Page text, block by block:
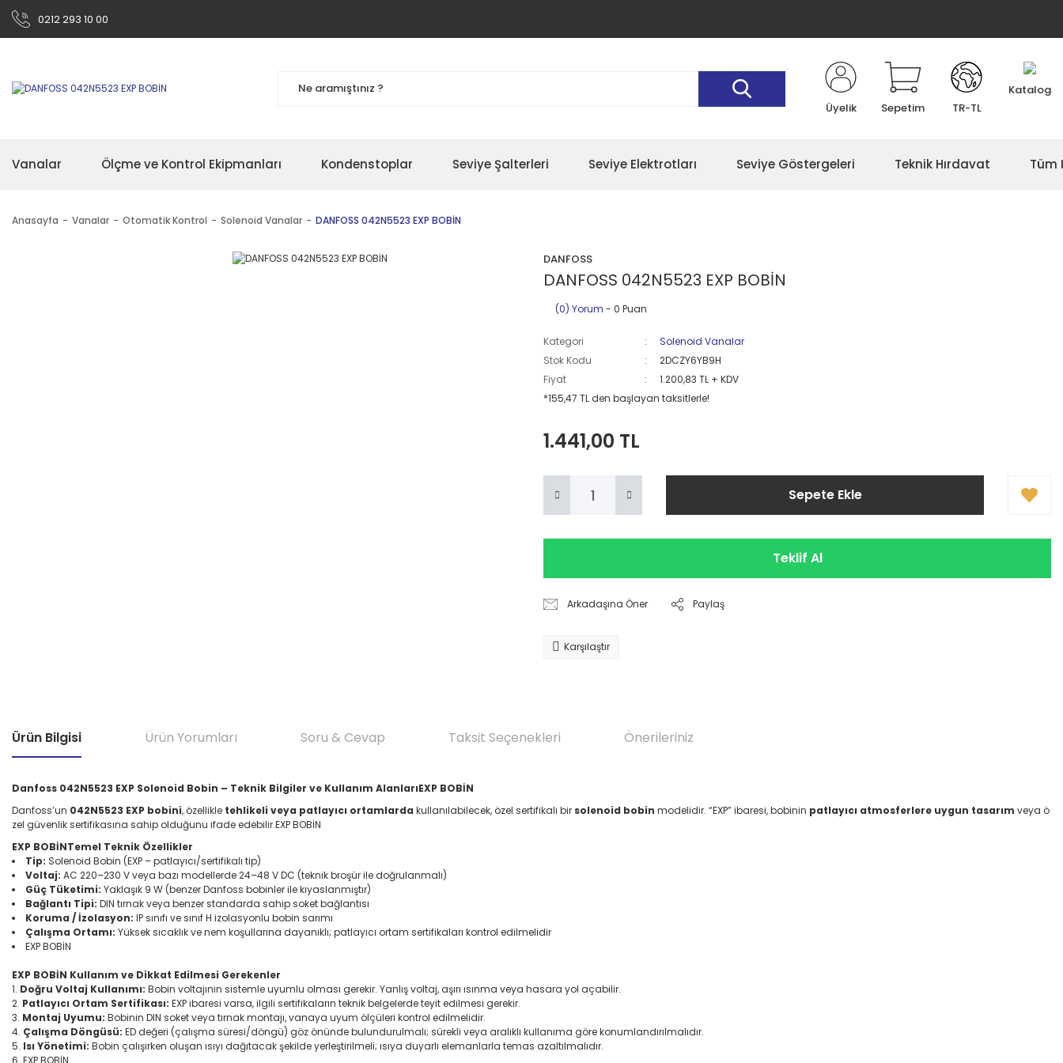
0212 293 10 00
Üyelik Sepetim TR-TL
Katalog
Vanalar Ölçme ve Kontrol Ekipmanları Kondenstoplar Seviye Şalterleri Seviye Elektrotları Seviye Göstergeleri Teknik Hırdavat Tüm
Anasayfa Vanalar Otomatik Kontrol Solenoid Vanalar DANFOSS 042N5523 EXP BOBİN
DANFOSS
DANFOSS 042N5523 EXP BOBİN
(0) Yorum - 0 Puan
Kategori
Solenoid Vanalar
Stok Kodu
2DCZY6YB9H
Fiyat
1.200,83 TL + KDV
*155,47 TL den başlayan taksitlerle!
1.441,00 TL
Sepete Ekle
Teklif Al
Arkadaşına Öner Paylaş
Karşılaştır
Ürün Bilgisi Ürün Yorumları Soru & Cevap Taksit Seçenekleri Önerileriniz
Danfoss 042N5523 EXP Solenoid Bobin – Teknik Bilgiler ve Kullanım AlanlarıEXP BOBİN
Danfoss’un 042N5523 EXP bobini, özellikle tehlikeli veya patlayıcı ortamlarda kullanılabilecek, özel sertifikalı bir solenoid bobin modelidir. “EXP” ibaresi, bobinin patlayıcı atmosferlere uygun tasarım veya ö
zel güvenlik sertifikasına sahip olduğunu ifade edebilir.EXP BOBİN
EXP BOBİNTemel Teknik Özellikler
Tip: Solenoid Bobin (EXP – patlayıcı/sertifikalı tip)
Voltaj: AC 220–230 V veya bazı modellerde 24–48 V DC (teknik broşür ile doğrulanmalı)
Güç Tüketimi: Yaklaşık 9 W (benzer Danfoss bobinler ile kıyaslanmıştır)
Bağlantı Tipi: DIN tırnak veya benzer standarda sahip soket bağlantısı
Koruma / İzolasyon: IP sınıfı ve sınıf H izolasyonlu bobin sarımı
Çalışma Ortamı: Yüksek sıcaklık ve nem koşullarına dayanıklı; patlayıcı ortam sertifikaları kontrol edilmelidir
EXP BOBİN
EXP BOBİN Kullanım ve Dikkat Edilmesi Gerekenler
Doğru Voltaj Kullanımı: Bobin voltajının sistemle uyumlu olması gerekir. Yanlış voltaj, aşırı ısınma veya hasara yol açabilir.
Patlayıcı Ortam Sertifikası: EXP ibaresi varsa, ilgili sertifikaların teknik belgelerde teyit edilmesi gerekir.
Montaj Uyumu: Bobinin DIN soket veya tırnak montajı, vanaya uyum ölçüleri kontrol edilmelidir.
Çalışma Döngüsü: ED değeri (çalışma süresi/döngü) göz önünde bulundurulmalı; sürekli veya aralıklı kullanıma göre konumlandırılmalıdır.
Isı Yönetimi: Bobin çalışırken oluşan ısıyı dağıtacak şekilde yerleştirilmeli; ısıya duyarlı elemanlarla temas azaltılmalıdır.
EXP BOBİN